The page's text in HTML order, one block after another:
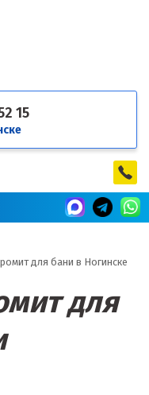
15
для бани в Ногинске
для